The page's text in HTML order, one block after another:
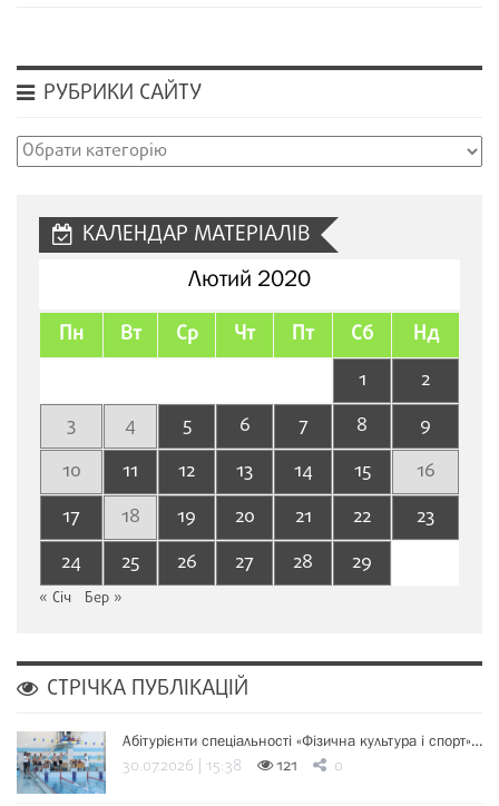
РУБРИКИ САЙТУ
Рубрики
КАЛЕНДАР МАТЕРІАЛІВ
Лютий 2020
Пн Вт Ср Чт Пт Сб Нд
1
2
3
4 5 6 7 8
9
10
11 12 13 14 15
16
17
18 19 20 21 22
23
24
25 26 27 28 29
« Січ Бер »
СТРІЧКА ПУБЛІКАЦІЙ
Абітурієнти спеціальності «Фізична культура і спорт»…
30.07.2026 | 15:38 121 0